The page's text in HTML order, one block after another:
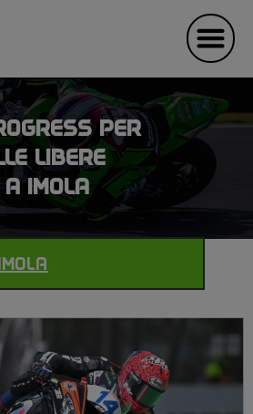
PER
LIBERE
IMOLA